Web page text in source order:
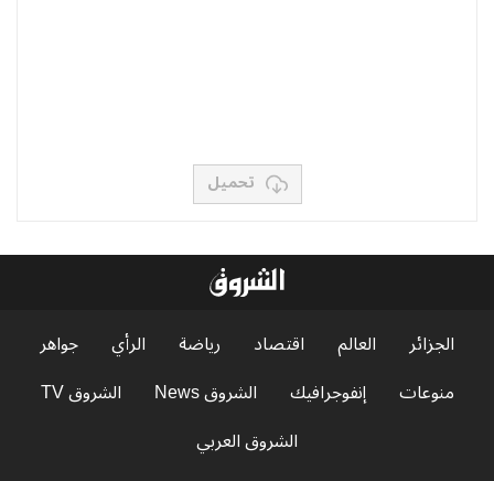
تحميل
الجزائر العالم اقتصاد رياضة الرأي
جواهر
منوعات
إنفوجرافيك الشروق News
الشروق TV
الشروق العربي